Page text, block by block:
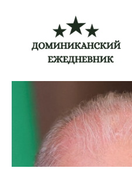
содержимому